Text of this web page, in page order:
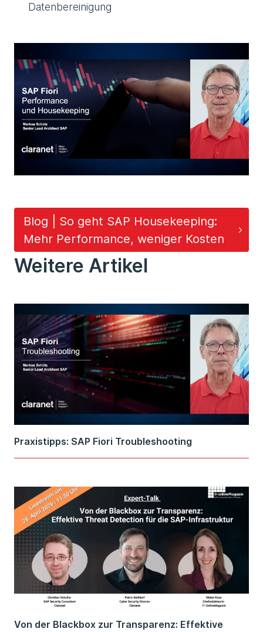
Datenbereinigung
Blog | So geht SAP Housekeeping:
Mehr Performance, weniger Kosten
Weitere Artikel
Praxistipps: SAP Fiori Troubleshooting
Von der Blackbox zur Transparenz: Effektive